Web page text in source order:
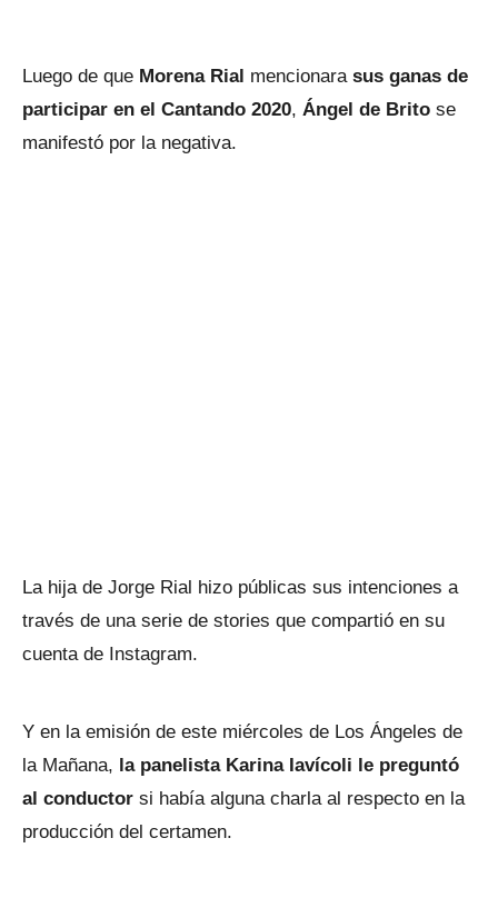
Luego de que Morena Rial mencionara sus ganas de
participar en el Cantando 2020, Ángel de Brito se
manifestó por la negativa.
La hija de Jorge Rial hizo públicas sus intenciones a
través de una serie de stories que compartió en su
cuenta de Instagram.
Y en la emisión de este miércoles de Los Ángeles de
la Mañana, la panelista Karina Iavícoli le preguntó
al conductor si había alguna charla al respecto en la
producción del certamen.